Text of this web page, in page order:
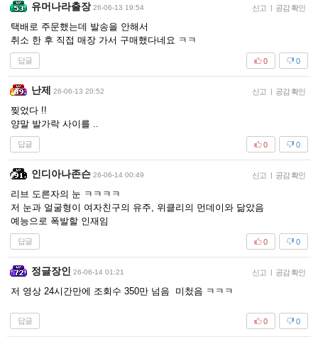
유머나라출장 26-06-13 19:54 신고 공감 확인
택배로 주문했는데 발송을 안해서
취소 한 후 직접 매장 가서 구매했다네요 ㅋㅋ
답글 0
0
난제 26-06-13 20:52 신고 공감 확인
찢었다 !!
양말 발가락 사이를 ..
답글 0
0
인디아나존슨 26-06-14 00:49 신고 공감 확인
리브 도른자의 눈 ㅋㅋㅋㅋ
저 눈과 얼굴형이 여자친구의 유주, 위클리의 먼데이와 닮았음
예능으로 폭발할 인재임
답글 0
0
정글장인 26-06-14 01:21 신고 공감 확인
저 영상 24시간만에 조회수 350만 넘음 미첬음 ㅋㅋㅋ
답글 0
0